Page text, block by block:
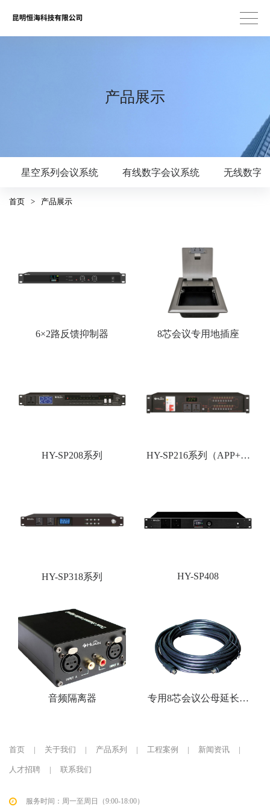
产品展示
星空系列会议系统 有线数字会议系统 无线数字
首页 > 产品展示
6×2路反馈抑制器 8芯会议专用地插座
HY-SP208系列
HY-SP216系列（APP+网
HY-SP318系列 HY-SP408
音频隔离器
专用8芯会议公母延长线
首页 | 关于我们 | 产品系列 | 工程案例 | 新闻资讯 |
人才招聘 | 联系我们
服务时间：周一至周日（9:00-18:00）